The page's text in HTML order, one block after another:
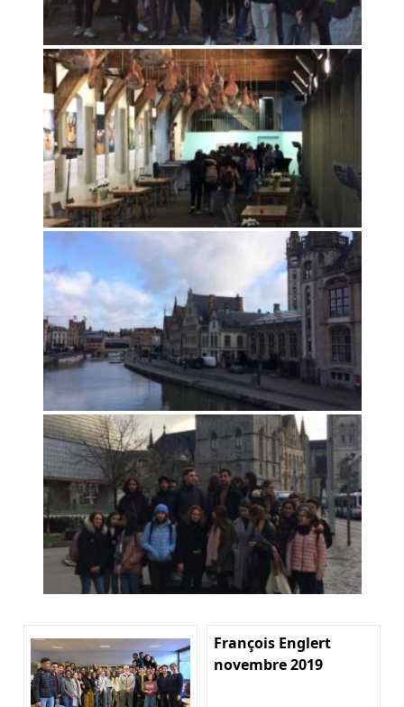
François Englert
novembre 2019